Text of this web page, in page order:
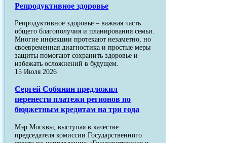
Репродуктивное здоровье
Репродуктивное здоровье – важная часть
общего благополучия и планирования семьи.
Многие инфекции протекают незаметно, но
своевременная диагностика и простые меры
защиты помогают сохранить здоровье и
избежать осложнений в будущем.
15 Июля 2026
Сергей Собянин предложил
перенести платежи регионов по
бюджетным кредитам на три года
Мэр Москвы, выступая в качестве
председателя комиссии Государственного